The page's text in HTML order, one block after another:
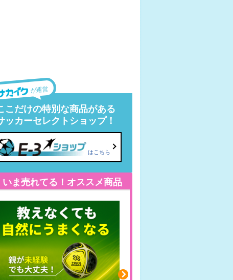
が運営
こだけの特別な商品がある
ッカーセレクトショップ！
はこちら
いま売れてる！オススメ商品